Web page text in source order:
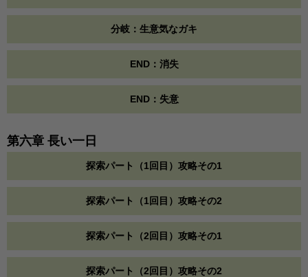
分岐：生意気なガキ
END：消失
END：失意
第六章 長い一日
探索パート（1回目）攻略その1
探索パート（1回目）攻略その2
探索パート（2回目）攻略その1
探索パート（2回目）攻略その2